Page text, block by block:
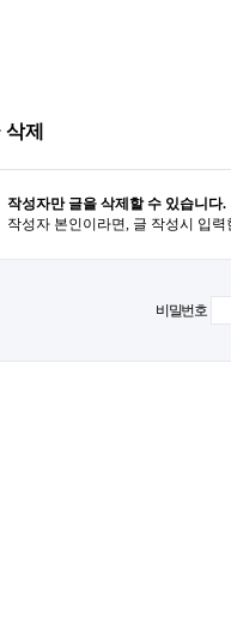
삭제
작성자만 글을 삭제할 수 있습니다.
작성자 본인이라면, 글 작성시 입
비밀번호